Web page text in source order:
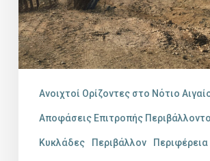
ΟΡΙΖΟΝΤΕΣ
στο
ΝΟΤΙΟ
ΑΙΓΑΙΟ
Ανοιχτοί Ορίζοντες στο Νότιο
Αποφάσεις Επιτροπής
Κυκλάδες Περιβάλλον Περιφέρεια